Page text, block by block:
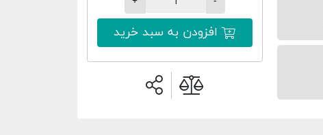
افزودن به سبد خرید